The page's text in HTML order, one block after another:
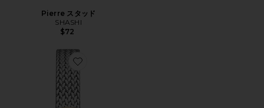
Pierre スタッド
SHASHI
$72
Favorite JANE ウォッチ